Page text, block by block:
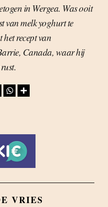
in Wergea. Was ooit
van melk yoghurt te
recept van
Canada, waar hij
VRIES